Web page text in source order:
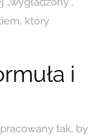
który
i
tak, by